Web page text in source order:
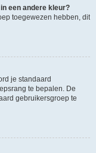
een andere kleur?
toegewezen hebben, dit
je standaard
te bepalen. De
gebruikersgroep te